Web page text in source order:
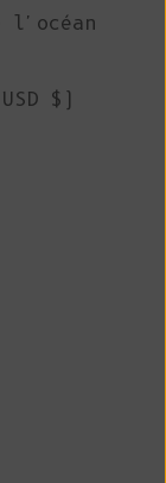
l'océan
$)